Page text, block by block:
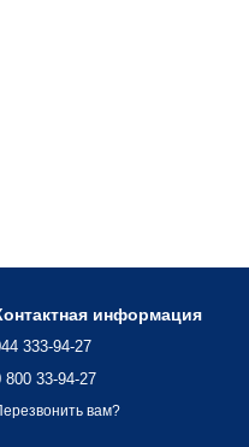
информация
333-94-27
800 33-94-27
вам?